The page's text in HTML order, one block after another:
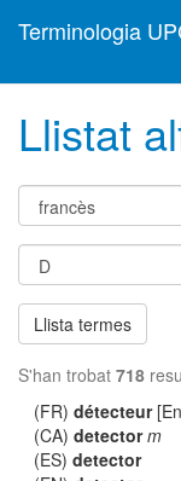
Terminologia
Llistat
Llista termes
S'han trobat 718
(FR)détecteur
(CA)detector m
(ES)detector